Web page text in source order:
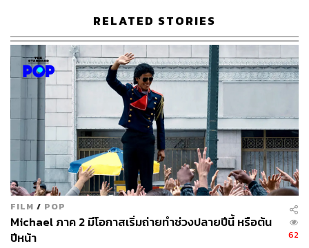
ABOUT THE AUTHOR
ภัทรณกัญ อนันเต่า
กองบรรณาธิการคัลเจอร์ สำนักข่าว THE
STANDARD
RELATED STORIES
FILM / POP
Michael ภาค 2 มีโอกาสเริ่มถ่ายทำช่วงปลายปีนี้ หรือต้น
ปีหน้า
62